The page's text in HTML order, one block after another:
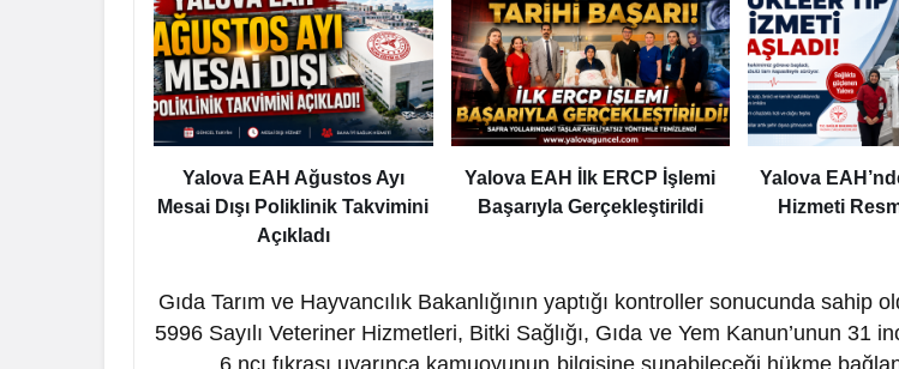
Yalova EAH Ağustos Ayı
Mesai Dışı Poliklinik Takvimini
Açıkladı
Yalova EAH İlk ERCP İşlemi
Başarıyla Gerçekleştirildi
Yalova
Hizmeti
Gıda Tarım ve Hayvancılık Bakanlığının yaptığı kontroller sonucunda sahip
5996 Sayılı Veteriner Hizmetleri, Bitki Sağlığı, Gıda ve Yem Kanun’unun 31
6 ncı fıkrası uyarınca kamuoyunun bilgisine sunabileceği hükme